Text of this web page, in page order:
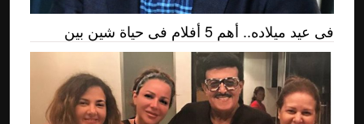
فى عيد ميلاده.. أهم 5 أفلام فى حياة شين بين